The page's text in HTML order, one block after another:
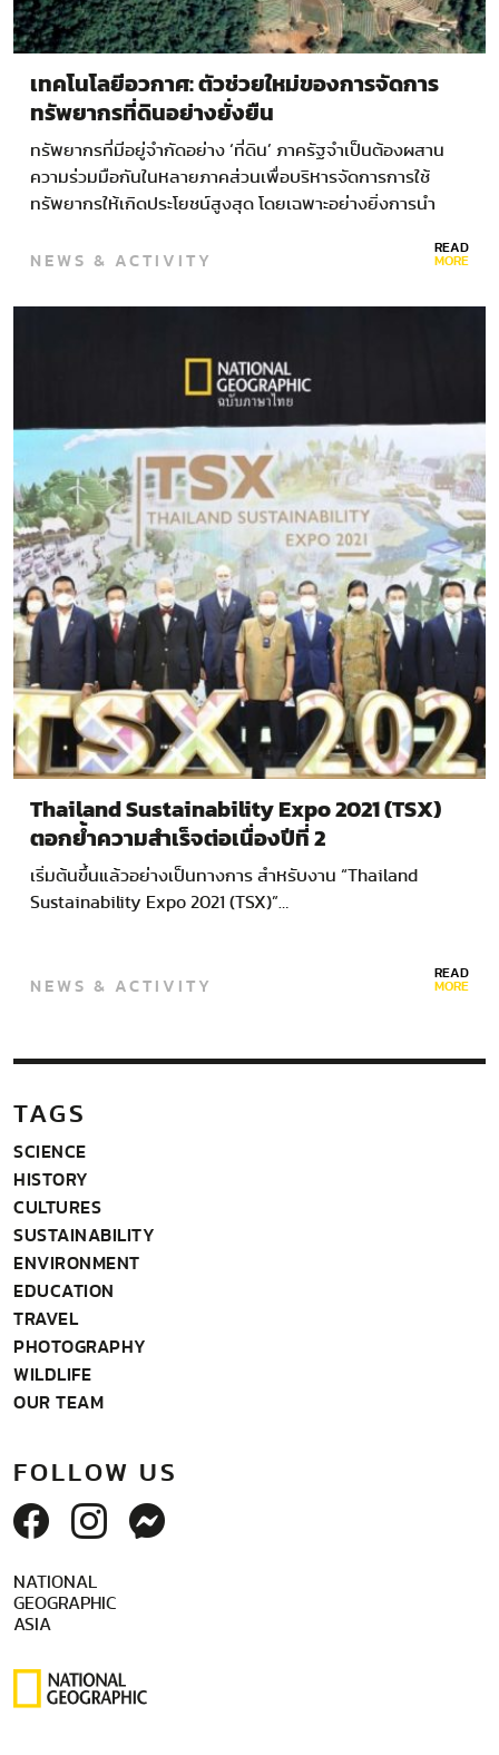
เทคโนโลยีอวกาศ: ตัวช่วยใหม่ของการจัดการ
ทรัพยากรที่ดินอย่างยั่งยืน
ทรัพยากรที่มีอยู่จำกัดอย่าง ‘ที่ดิน’ ภาครัฐจำเป็นต้องผสาน
ความร่วมมือกันในหลายภาคส่วนเพื่อบริหารจัดการการใช้
ทรัพยากรให้เกิดประโยชน์สูงสุด โดยเฉพาะอย่างยิ่งการนำ
เพื่อนำไปสู่ผลลัพธ์ที่ถูกต้อง แม่นยำ และรวดเร็ว…
NEWS & ACTIVITY READ
MORE
Thailand Sustainability Expo 2021 (TSX)
ตอกย้ำความสำเร็จต่อเนื่องปีที่ 2
เริ่มต้นขึ้นแล้วอย่างเป็นทางการ สำหรับงาน “Thailand
Sustainability Expo 2021 (TSX)”…
NEWS & ACTIVITY READ
MORE
TAGS
SCIENCE
HISTORY
CULTURES
SUSTAINABILITY
ENVIRONMENT
EDUCATION
TRAVEL
PHOTOGRAPHY
WILDLIFE
OUR TEAM
FOLLOW US
NATIONAL
GEOGRAPHIC
ASIA